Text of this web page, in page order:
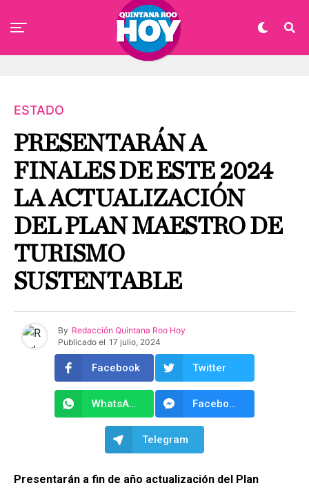
ESTADO
PRESENTARÁN A
FINALES DE ESTE 2024
LA ACTUALIZACIÓN
DEL PLAN MAESTRO DE
TURISMO
SUSTENTABLE
By Redacción Quintana Roo Hoy
Publicado el 17 julio, 2024
Facebook Twitter
WhatsApp Facebook Messenger
Telegram
Presentarán a fin de año actualización del Plan